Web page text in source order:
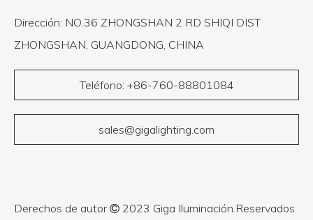
Dirección: NO.36 ZHONGSHAN 2 RD SHIQI DIST
ZHONGSHAN, GUANGDONG, CHINA
Teléfono: +86-760-88801084
sales@gigalighting.com
Derechos de autor  2023 Giga Iluminación.Reservados